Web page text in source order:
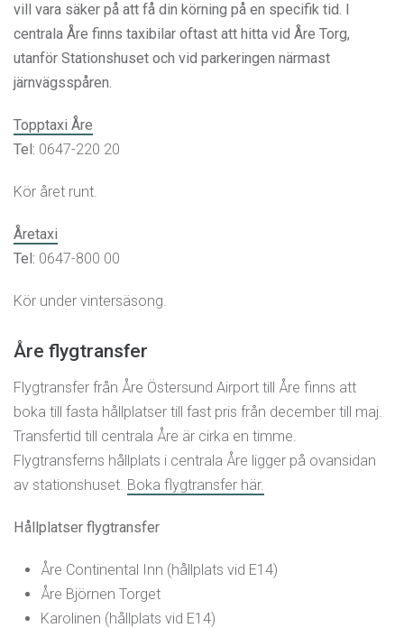
vill vara säker på att få din körning på en specifik tid. I
centrala Åre finns taxibilar oftast att hitta vid Åre Torg,
utanför Stationshuset och vid parkeringen närmast
järnvägsspåren.
Topptaxi Åre
Tel: 0647-220 20
Kör året runt.
Åretaxi
Tel: 0647-800 00
Kör under vintersäsong.
Åre flygtransfer
Flygtransfer från Åre Östersund Airport till Åre finns att
boka till fasta hållplatser till fast pris från december till maj.
Transfertid till centrala Åre är cirka en timme.
Flygtransferns hållplats i centrala Åre ligger på ovansidan
av stationshuset. Boka flygtransfer här.
Hållplatser flygtransfer
Åre Continental Inn (hållplats vid E14)
Åre Björnen Torget
Karolinen (hållplats vid E14)